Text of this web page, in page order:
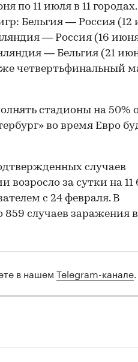
по 11 июля в 11
Бельгия — Россия (12
— Россия (16
— Бельгия (21
четвертьфинальный
стадионы на 50%
во время Евро
случаев
за сутки на 11
с 24 февраля. В
859 случаев заражения в
в нашем Telegram-канале